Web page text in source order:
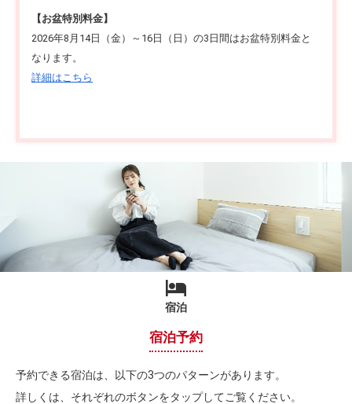
【お盆特別料金】
2026年8月14日（金）～16日（日）の3日間はお盆特別料金と
なります。
詳細はこちら
宿泊
宿泊予約
予約できる宿泊は、以下の3つのパターンがあります。
詳しくは、それぞれのボタンをタップしてご覧ください。